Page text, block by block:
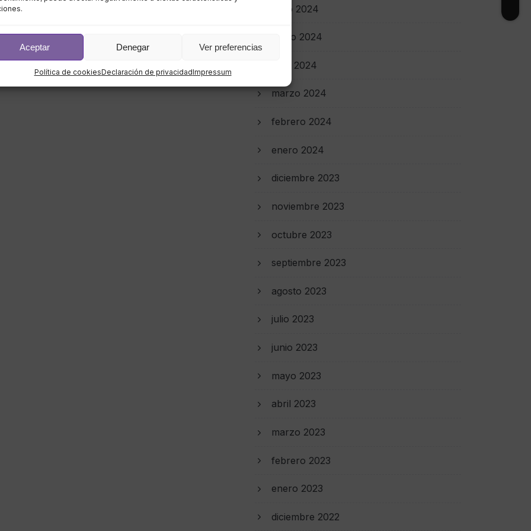
Aceptar Denegar Ver preferencias
Política de cookiesDeclaración de privacidadImpressum
junio 2024
mayo 2024
abril 2024
marzo 2024
febrero 2024
enero 2024
diciembre 2023
noviembre 2023
octubre 2023
septiembre 2023
agosto 2023
julio 2023
junio 2023
mayo 2023
abril 2023
marzo 2023
febrero 2023
enero 2023
diciembre 2022